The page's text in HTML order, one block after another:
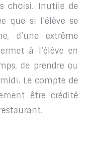
choisi. Inutile de
que si l’élève se
d’une extrême
à l’élève en
de prendre ou
Le compte de
être crédité